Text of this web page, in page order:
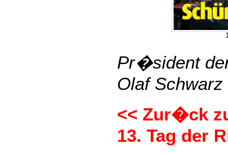
Pr�sident
Olaf Schwarz
<< Zur�ck
13. Tag der